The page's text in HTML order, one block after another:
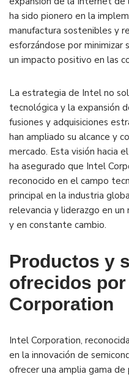
ha sido pionero en la
manufactura sostenibles y
esforzándose por
un impacto positivo en las
La estrategia de Intel no
tecnológica y la expansión
fusiones y adquisiciones
han ampliado su alcance y
mercado. Esta visión hacia
ha asegurado que Intel
reconocido en el campo
principal en la industria
relevancia y liderazgo en
y en constante cambio.
Productos y
ofrecidos por
Corporation
Intel Corporation,
en la innovación de
ofrecer una amplia gama